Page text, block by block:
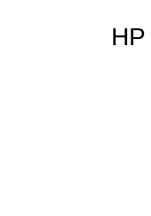
پرینتر لیزری چند کاره HP